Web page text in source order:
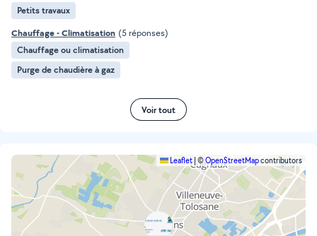
Petits travaux
Chauffage - Climatisation (5 réponses)
Chauffage ou climatisation
Purge de chaudière à gaz
Voir tout
Leaflet| ©OpenStreetMapcontributors